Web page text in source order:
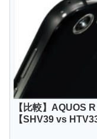
【比較】AQUOS
【SHV39 vs HTV33